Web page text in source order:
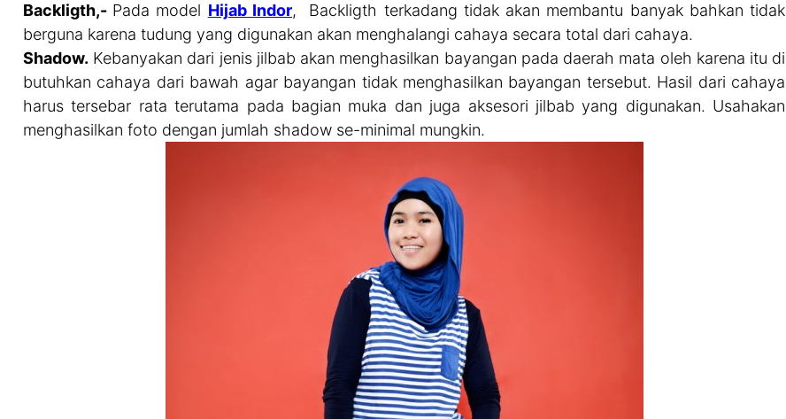
Backligth,- Pada model Hijab Indor, Backligth terkadang tidak akan membantu banyak bahkan tidak
berguna karena tudung yang digunakan akan menghalangi cahaya secara total dari cahaya.
Shadow. Kebanyakan dari jenis jilbab akan menghasilkan bayangan pada daerah mata oleh karena itu di
butuhkan cahaya dari bawah agar bayangan tidak menghasilkan bayangan tersebut. Hasil dari cahaya
harus tersebar rata terutama pada bagian muka dan juga aksesori jilbab yang digunakan. Usahakan
menghasilkan foto dengan jumlah shadow se-minimal mungkin.